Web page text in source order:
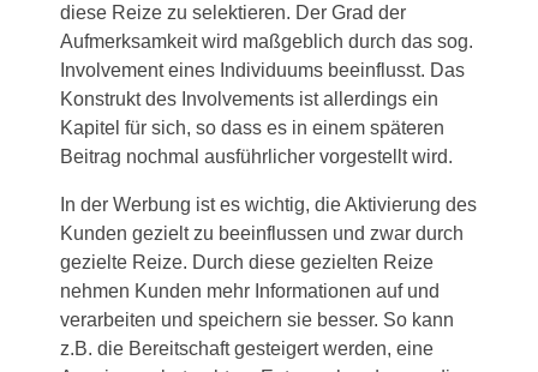
diese Reize zu selektieren. Der Grad der
Aufmerksamkeit wird maßgeblich durch das sog.
Involvement eines Individuums beeinflusst. Das
Konstrukt des Involvements ist allerdings ein
Kapitel für sich, so dass es in einem späteren
Beitrag nochmal ausführlicher vorgestellt wird.
In der Werbung ist es wichtig, die Aktivierung des
Kunden gezielt zu beeinflussen und zwar durch
gezielte Reize. Durch diese gezielten Reize
nehmen Kunden mehr Informationen auf und
verarbeiten und speichern sie besser. So kann
z.B. die Bereitschaft gesteigert werden, eine